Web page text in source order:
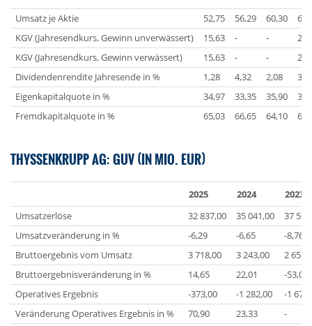
Umsatz je Aktie
52,75 56,29 60,30
KGV (Jahresendkurs, Gewinn unverwässert)
15,63 - -
KGV (Jahresendkurs, Gewinn verwässert)
15,63 - -
Dividendenrendite Jahresende in %
1,28 4,32 2,08
Eigenkapitalquote in %
34,97 33,35 35,90
Fremdkapitalquote in %
65,03 66,65 64,10
THYSSENKRUPP AG: GUV (IN MIO. EUR)
2025 2024
2023
Umsatzerlöse
32 837,00 35 041,00
37
Umsatzveränderung in %
-6,29 -6,65
-8,76
Bruttoergebnis vom Umsatz
3 718,00 3 243,00
2
Bruttoergebnisveränderung in %
14,65 22,01
-53,05
Operatives Ergebnis
-373,00 -1 282,00
-1
Veränderung Operatives Ergebnis in %
70,90 23,33
-